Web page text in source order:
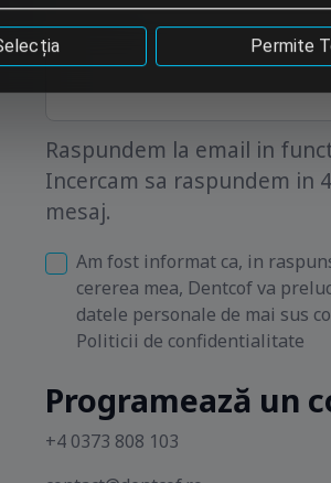
Permite
Raspundem la email in
Incercam sa raspundem in
mesaj.
Am fost informat ca, in
cererea mea, Dentcof va
datele personale de mai sus
Politicii de confidentialitate
Programează un
+4 0373 808 103